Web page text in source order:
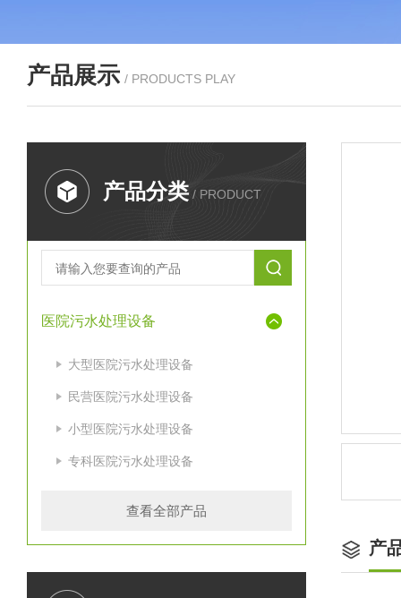
产品展示 / PRODUCTS PLAY
产品分类 / PRODUCT
医院污水处理设备
大型医院污水处理设备
民营医院污水处理设备
小型医院污水处理设备
专科医院污水处理设备
查看全部产品
产